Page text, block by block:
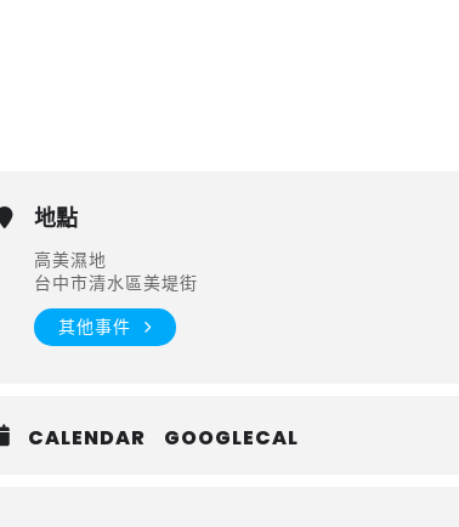
地點
高美濕地
台中市清水區美堤街
其他事件
CALENDAR GOOGLECAL